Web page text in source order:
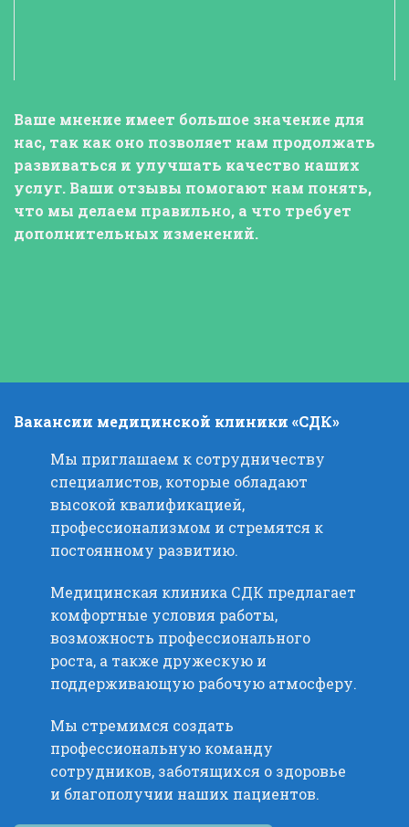
Ваше мнение имеет большое значение для
нас, так как оно позволяет нам продолжать
развиваться и улучшать качество наших
услуг. Ваши отзывы помогают нам понять,
что мы делаем правильно, а что требует
дополнительных изменений.
Вакансии медицинской клиники «СДК»
Мы приглашаем к сотрудничеству
специалистов, которые обладают
высокой квалификацией,
профессионализмом и стремятся к
постоянному развитию.
Медицинская клиника СДК предлагает
комфортные условия работы,
возможность профессионального
роста, а также дружескую и
поддерживающую рабочую атмосферу.
Мы стремимся создать
профессиональную команду
сотрудников, заботящихся о здоровье
и благополучии наших пациентов.